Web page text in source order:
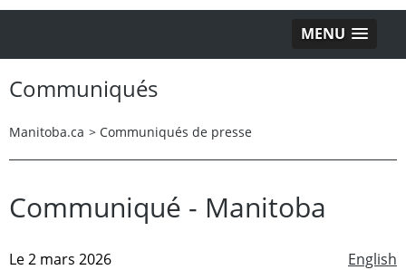
MENU
Communiqués
Manitoba.ca > Communiqués de presse
Communiqué - Manitoba
English
Le 2 mars 2026